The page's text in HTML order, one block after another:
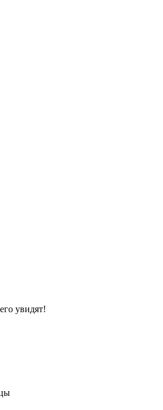
увидят!